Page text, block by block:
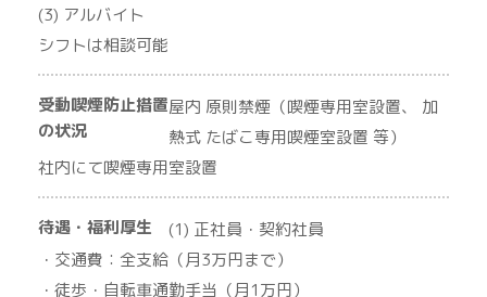
(3) アルバイト
シフトは相談可能
受動喫煙防止措置
の状況
屋内 原則禁煙（喫煙専用室設置、 加
熱式 たばこ専用喫煙室設置 等）
社内にて喫煙専用室設置
待遇・福利厚生
(1) 正社員・契約社員
・交通費：全支給（月3万円まで）
・徒歩・自転車通勤手当（月1万円）